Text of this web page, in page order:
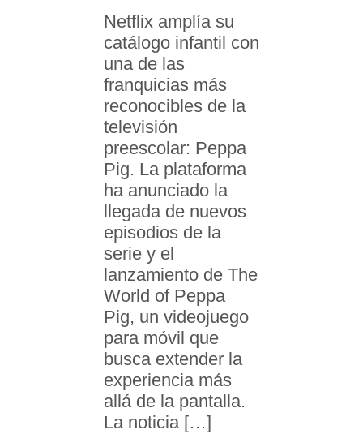
Netflix amplía su
catálogo infantil con
una de las
franquicias más
reconocibles de la
televisión
preescolar: Peppa
Pig. La plataforma
ha anunciado la
llegada de nuevos
episodios de la
serie y el
lanzamiento de The
World of Peppa
Pig, un videojuego
para móvil que
busca extender la
experiencia más
allá de la pantalla.
La noticia […]